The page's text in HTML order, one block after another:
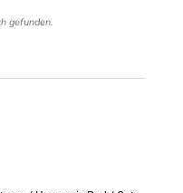
gefunden.